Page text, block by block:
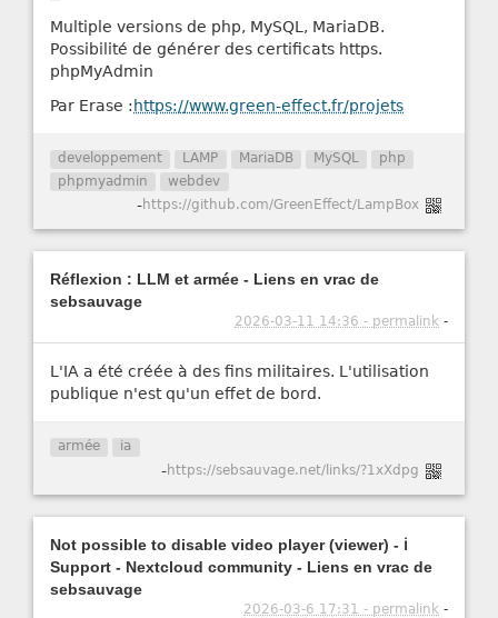
Multiple versions de php, MySQL, MariaDB.
Possibilité de générer des certificats https.
phpMyAdmin
Par Erase : https://www.green-effect.fr/projets
developpement LAMP MariaDB MySQL
php
phpmyadmin
webdev
-https://github.com/GreenEffect/LampBox
Réflexion : LLM et armée - Liens en vrac de
sebsauvage
2026-03-11 14:36 - permalink -
L'IA a été créée à des fins militaires. L'utilisation
publique n'est qu'un effet de bord.
armée ia
-https://sebsauvage.net/links/?1xXdpg
Not possible to disable video player (viewer) - ℹ️
Support - Nextcloud community - Liens en vrac de
sebsauvage
2026-03-6 17:31 - permalink -